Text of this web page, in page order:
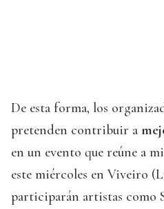
De esta forma, los
pretenden contribuir a
en un evento que reúne a
este miércoles en Viveiro
participarán artistas como